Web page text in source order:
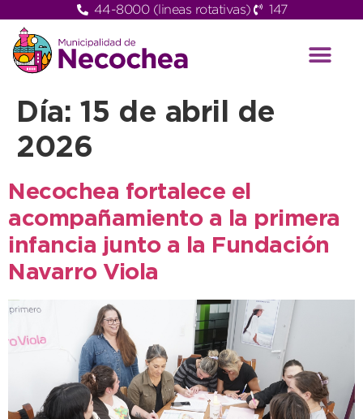
44-8000 (lineas rotativas) 147
Día: 15 de abril de
2026
Necochea fortalece el
acompañamiento a la primera
infancia junto a la Fundación
Navarro Viola